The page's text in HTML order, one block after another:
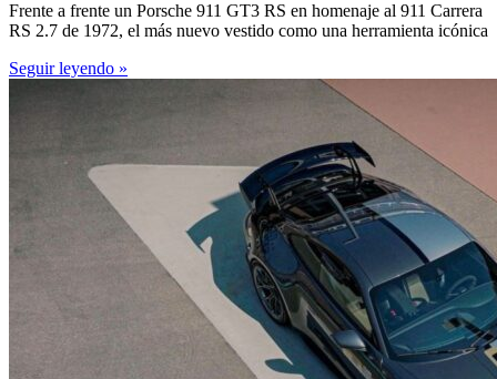
Frente a frente un Porsche 911 GT3 RS en homenaje al 911 Carrera
RS 2.7 de 1972, el más nuevo vestido como una herramienta icónica
Seguir leyendo »